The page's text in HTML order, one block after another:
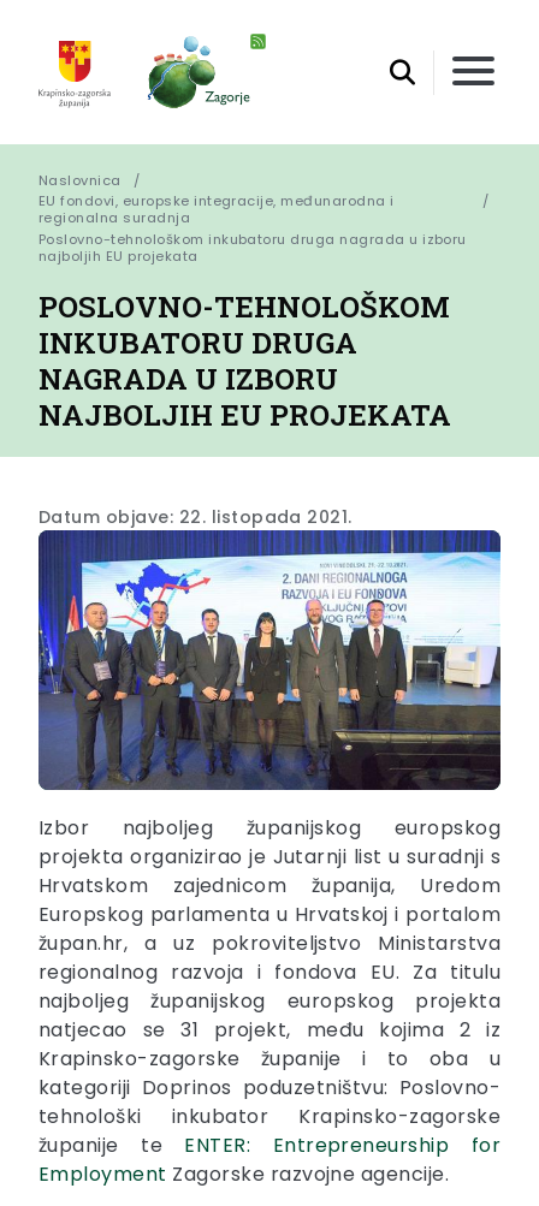
Naslovnica
EU fondovi, europske integracije, međunarodna i
regionalna suradnja
Poslovno-tehnološkom inkubatoru druga nagrada u izboru
najboljih EU projekata
POSLOVNO-TEHNOLOŠKOM
INKUBATORU DRUGA
NAGRADA U IZBORU
NAJBOLJIH EU PROJEKATA
Datum objave: 22. listopada 2021.
Izbor najboljeg županijskog europskog
projekta organizirao je Jutarnji list u suradnji s
Hrvatskom zajednicom županija, Uredom
Europskog parlamenta u Hrvatskoj i portalom
župan.hr, a uz pokroviteljstvo Ministarstva
regionalnog razvoja i fondova EU. Za titulu
najboljeg županijskog europskog projekta
natjecao se 31 projekt, među kojima 2 iz
Krapinsko-zagorske županije i to oba u
kategoriji Doprinos poduzetništvu: Poslovno-
tehnološki inkubator Krapinsko-zagorske
županije te ENTER: Entrepreneurship for
Employment Zagorske razvojne agencije.